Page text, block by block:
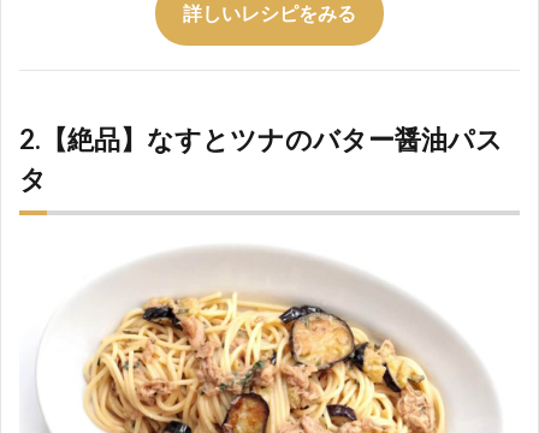
詳しいレシピをみる
2.【絶品】なすとツナのバター醤油パス
タ